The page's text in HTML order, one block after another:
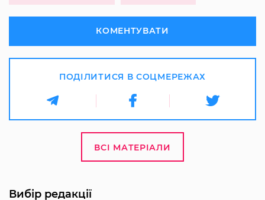
КОМЕНТУВАТИ
ПОДІЛИТИСЯ В СОЦМЕРЕЖАХ
ВСІ МАТЕРІАЛИ
Вибір редакції